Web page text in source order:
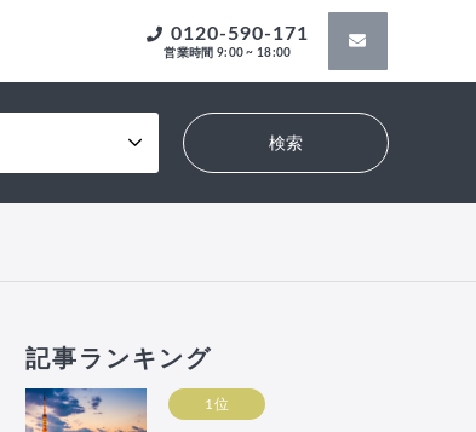
0120-590-171
営業時間 9:00 ~ 18:00
記事ランキング
1位